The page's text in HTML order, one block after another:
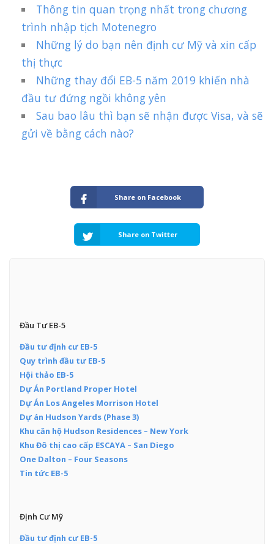
Thông tin quan trọng nhất trong chương
trình nhập tịch Motenegro
Những lý do bạn nên định cư Mỹ và xin cấp
thị thực
Những thay đổi EB-5 năm 2019 khiến nhà
đầu tư đứng ngồi không yên
Sau bao lâu thì bạn sẽ nhận được Visa, và sẽ
gửi về bằng cách nào?
Share on Facebook
Share on Twitter
Đầu Tư EB-5
Đầu tư định cư EB-5
Quy trình đầu tư EB-5
Hội thảo EB-5
Dự Án Portland Proper Hotel
Dự Án Los Angeles Morrison Hotel
Dự án Hudson Yards (Phase 3)
Khu căn hộ Hudson Residences – New York
Khu Đô thị cao cấp ESCAYA – San Diego
One Dalton – Four Seasons
Tin tức EB-5
Định Cư Mỹ
Đầu tư định cư EB-5